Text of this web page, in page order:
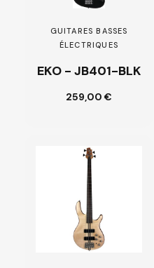
GUITARES BASSES
ÉLECTRIQUES
EKO - JB401-BLK
259,00 €
Customize